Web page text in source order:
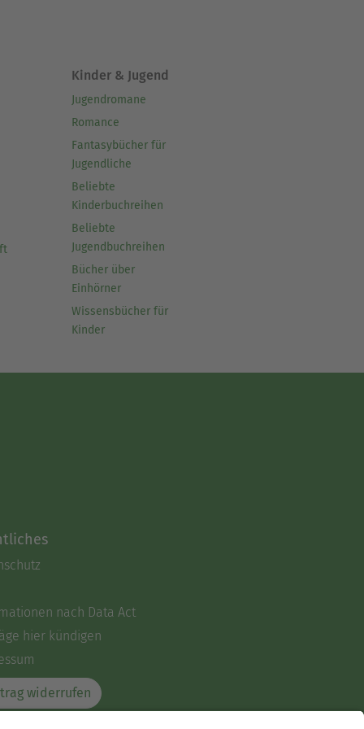
Kinder & Jugend
Jugendromane
Romance
Fantasybücher für
Jugendliche
Beliebte
Kinderbuchreihen
Beliebte
Jugendbuchreihen
Bücher über
Einhörner
Wissensbücher für
Kinder
nach Data Act
hier kündigen
widerrufen